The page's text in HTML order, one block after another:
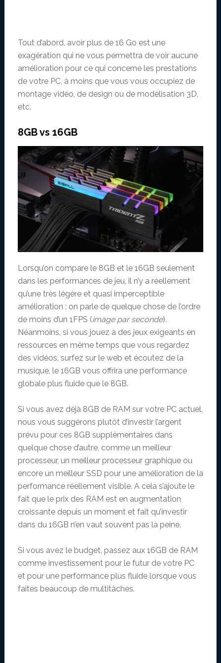
Tout d’abord, avoir plus de 16 Go est une
exagération qui ne vous permettra de voir aucune
amélioration pour ce qui concerne les prestations
de votre PC, à moins que vous vous occupiez de
montage vidéo, de design ou de modélisation 3D,
etc.
8GB vs 16GB
Lorsqu’on compare le 8GB et le 16GB seulement
dans les performances de jeu, il n’y a réellement
qu’une très légère et quasi imperceptible
amélioration : on parle de quelque chose de l’ordre
de moins d’un 1FPS (image par seconde).
Néanmoins, si vous jouez à des jeux exigeants en
ressources en même temps que vous regardez
des vidéos, surfez sur le web et écoutez de la
musique, le 16GB vous offrira une performance
globale plus fluide que le 8GB.
Si vous avez déjà 8GB de RAM sur votre PC actuel,
nous vous suggérons plutôt d’investir l’argent
prévu pour ces 8GB supplémentaires dans
quelque chose d’autre, comme un meilleur
processeur, un meilleur processeur graphique ou
encore un meilleur SSD pour une amélioration de la
performance réellement visible. A cela s’ajoute le
fait que le prix des RAM est en augmentation
croissante depuis un moment et fait qu’investir
dans du 16GB n’en vaut souvent pas la peine.
Si vous avez le budget, passez aux 16GB de RAM
comme investissement pour le futur de votre PC
et pour une performance plus fluide lorsque vous
faites beaucoup de multitâches.